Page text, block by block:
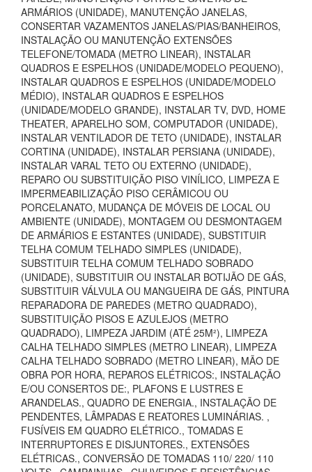
ARMÁRIOS (UNIDADE), MANUTENÇÃO JANELAS,
CONSERTAR VAZAMENTOS JANELAS/PIAS/BANHEIROS,
INSTALAÇÃO OU MANUTENÇÃO EXTENSÕES
TELEFONE/TOMADA (METRO LINEAR), INSTALAR
QUADROS E ESPELHOS (UNIDADE/MODELO PEQUENO),
INSTALAR QUADROS E ESPELHOS (UNIDADE/MODELO
MÉDIO), INSTALAR QUADROS E ESPELHOS
(UNIDADE/MODELO GRANDE), INSTALAR TV, DVD, HOME
THEATER, APARELHO SOM, COMPUTADOR (UNIDADE),
INSTALAR VENTILADOR DE TETO (UNIDADE), INSTALAR
CORTINA (UNIDADE), INSTALAR PERSIANA (UNIDADE),
INSTALAR VARAL TETO OU EXTERNO (UNIDADE),
REPARO OU SUBSTITUIÇÃO PISO VINÍLICO, LIMPEZA E
IMPERMEABILIZAÇÃO PISO CERÂMICOU OU
PORCELANATO, MUDANÇA DE MÓVEIS DE LOCAL OU
AMBIENTE (UNIDADE), MONTAGEM OU DESMONTAGEM
DE ARMÁRIOS E ESTANTES (UNIDADE), SUBSTITUIR
TELHA COMUM TELHADO SIMPLES (UNIDADE),
SUBSTITUIR TELHA COMUM TELHADO SOBRADO
(UNIDADE), SUBSTITUIR OU INSTALAR BOTIJÃO DE GÁS,
SUBSTITUIR VÁLVULA OU MANGUEIRA DE GÁS, PINTURA
REPARADORA DE PAREDES (METRO QUADRADO),
SUBSTITUIÇÃO PISOS E AZULEJOS (METRO
QUADRADO), LIMPEZA JARDIM (ATÉ 25M²), LIMPEZA
CALHA TELHADO SIMPLES (METRO LINEAR), LIMPEZA
CALHA TELHADO SOBRADO (METRO LINEAR), MÃO DE
OBRA POR HORA, REPAROS ELÉTRICOS:, INSTALAÇÃO
E/OU CONSERTOS DE:, PLAFONS E LUSTRES E
ARANDELAS., QUADRO DE ENERGIA., INSTALAÇÃO DE
PENDENTES, LÂMPADAS E REATORES LUMINÁRIAS. ,
FUSÍVEIS EM QUADRO ELÉTRICO., TOMADAS E
INTERRUPTORES E DISJUNTORES., EXTENSÕES
ELÉTRICAS., CONVERSÃO DE TOMADAS 110/ 220/ 110